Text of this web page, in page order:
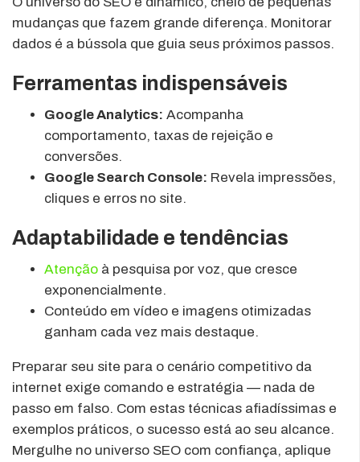
mudanças que fazem grande diferença. Monitorar
dados é a bússola que guia seus próximos passos.
Ferramentas indispensáveis
Google Analytics: Acompanha
comportamento, taxas de rejeição e
conversões.
Google Search Console: Revela impressões,
cliques e erros no site.
Adaptabilidade e tendências
Atenção à pesquisa por voz, que cresce
exponencialmente.
Conteúdo em vídeo e imagens otimizadas
ganham cada vez mais destaque.
Preparar seu site para o cenário competitivo da
internet exige comando e estratégia — nada de
passo em falso. Com estas técnicas afiadíssimas e
exemplos práticos, o sucesso está ao seu alcance.
Mergulhe no universo SEO com confiança, aplique